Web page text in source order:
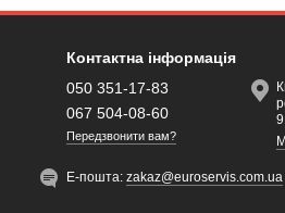
Контактна інформація
050 351-17-83
067 504-08-60
Передзвонити вам?
Е-пошта:zakaz@euroservis.com.ua